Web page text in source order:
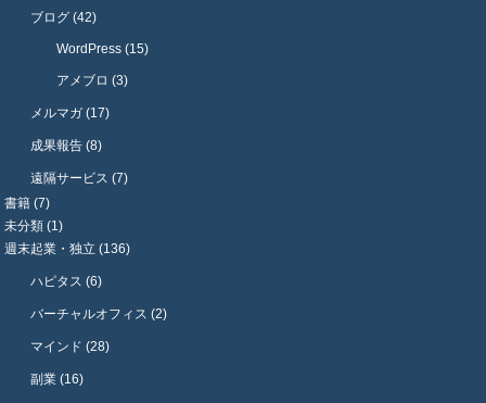
ブログ (42)
WordPress (15)
アメブロ (3)
メルマガ (17)
成果報告 (8)
遠隔サービス (7)
書籍 (7)
未分類 (1)
週末起業・独立 (136)
ハピタス (6)
バーチャルオフィス (2)
マインド (28)
副業 (16)